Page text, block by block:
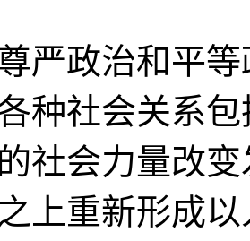
严政治和平
种社会关系
社会力量改
上重新形成